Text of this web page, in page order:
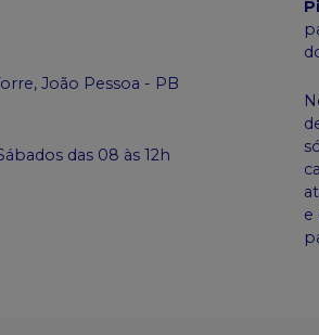
João Pessoa - PB
das 08 às 12h
e